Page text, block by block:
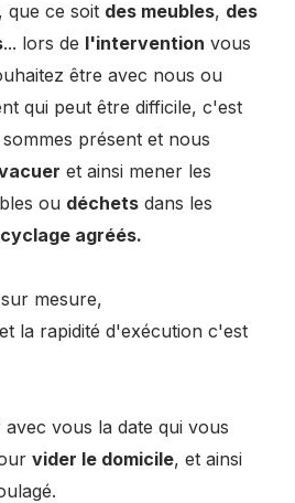
que ce soit des meubles, des
... lors de l'intervention vous
être avec nous ou
qui peut être difficile, c'est
présent et nous
et ainsi mener les
ou déchets dans les
agréés.
mesure,
la rapidité d'exécution c'est
vous la date qui vous
vider le domicile, et ainsi